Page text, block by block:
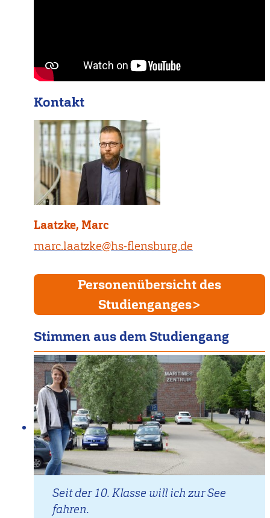
Kontakt
Laatzke, Marc
marc.laatzke@hs-flensburg.de
Personenübersicht des
Studienganges
Stimmen aus dem Studiengang
Seit der 10. Klasse will ich zur See
fahren.